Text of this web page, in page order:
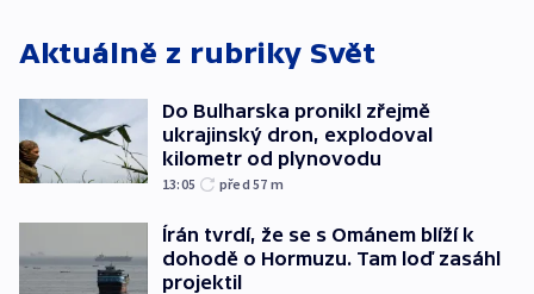
Aktuálně z rubriky Svět
Do Bulharska pronikl zřejmě
ukrajinský dron, explodoval
kilometr od plynovodu
13:05 před 57 m
Írán tvrdí, že se s Ománem blíží k
dohodě o Hormuzu. Tam loď zasáhl
projektil